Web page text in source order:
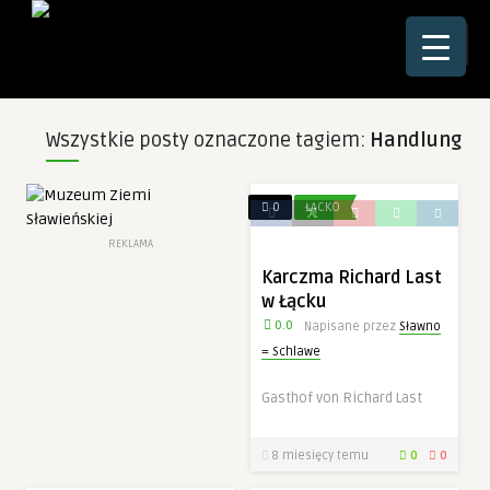
☰
Wszystkie posty oznaczone tagiem: Handlung
REKLAMA
0 ŁĄCKO
Karczma Richard Last
w Łącku
0.0 Napisane przez Sławno
= Schlawe
Gasthof von Richard Last
8 miesięcy temu 0 0